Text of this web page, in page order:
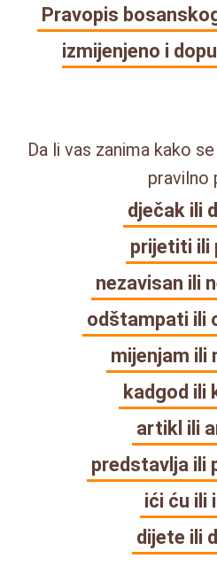
Pravopis
izmijenjeno i
Da li vas zanima kako
pravilno
dječak ili
prijetiti ili
nezavisan ili
odštampati ili
mijenjam ili
kadgod ili
artikl ili
predstavlja ili
ići ću ili
dijete ili